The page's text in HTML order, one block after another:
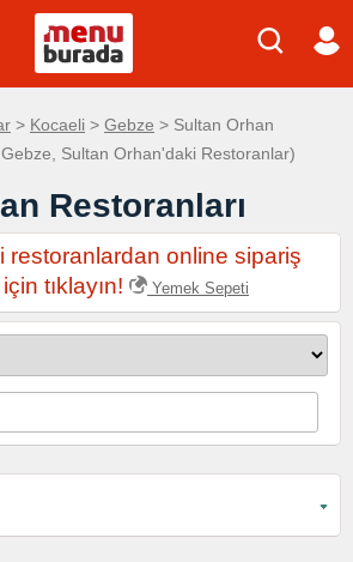
> Kocaeli > Gebze > Sultan Orhan
Sultan Orhan'daki Restoranlar)
Restoranları
restoranlardan online sipariş
tıklayın!
Yemek Sepeti